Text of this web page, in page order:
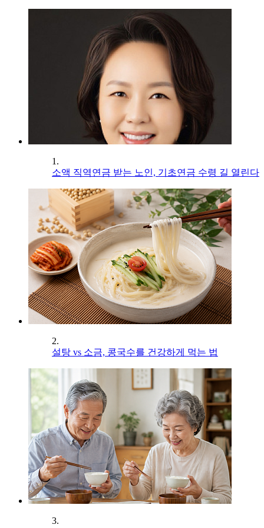
1.
소액 직역연금 받는 노인, 기초연금 수령 길 열린다
2.
설탕 vs 소금, 콩국수를 건강하게 먹는 법
3.